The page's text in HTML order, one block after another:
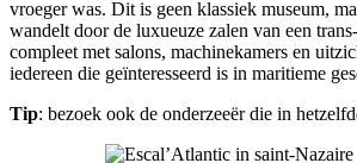
vroeger was. Dit is geen klassiek museum,
wandelt door de luxueuze zalen van een
compleet met salons, machinekamers en
iedereen die geïnteresseerd is in maritieme
Tip: bezoek ook de onderzeeër die in